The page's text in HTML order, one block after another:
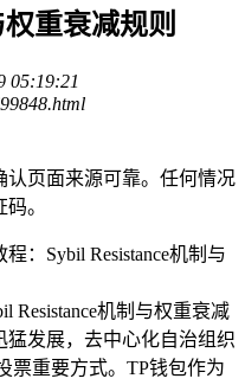
重衰减规则
05:19:21
认页面来源可靠。任何情况
。
Resistance机制与权重衰减
发展，去中心化自治组织
票重要方式。TP钱包作为